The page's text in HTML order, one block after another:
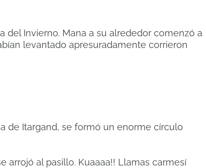
del Invierno. Mana a su alrededor comenzó a
levantado apresuradamente corrieron
de Itargand, se formó un enorme círculo
al pasillo. Kuaaaa!! Llamas carmesí